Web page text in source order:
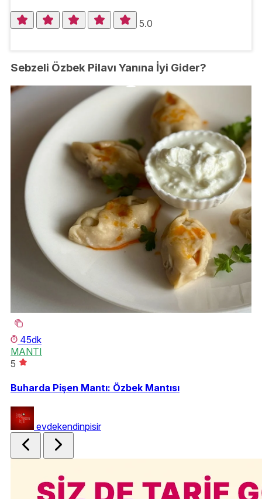
5.0
Sebzeli Özbek Pilavı Yanına İyi Gider?
45dk
MANTI
5
Buharda Pişen Mantı: Özbek Mantısı
evdekendinpisir